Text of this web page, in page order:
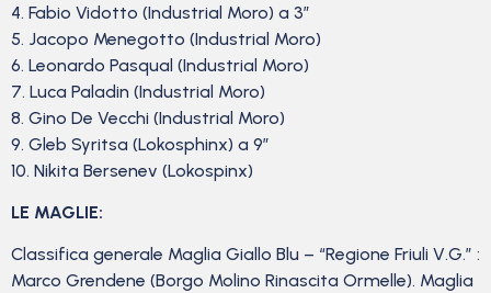
4. Fabio Vidotto (Industrial Moro) a 3″
5. Jacopo Menegotto (Industrial Moro)
6. Leonardo Pasqual (Industrial Moro)
7. Luca Paladin (Industrial Moro)
8. Gino De Vecchi (Industrial Moro)
9. Gleb Syritsa (Lokosphinx) a 9″
10. Nikita Bersenev (Lokospinx)
LE MAGLIE:
Classifica generale Maglia Giallo Blu – “Regione Friuli V.G.” :
Marco Grendene (Borgo Molino Rinascita Ormelle). Maglia